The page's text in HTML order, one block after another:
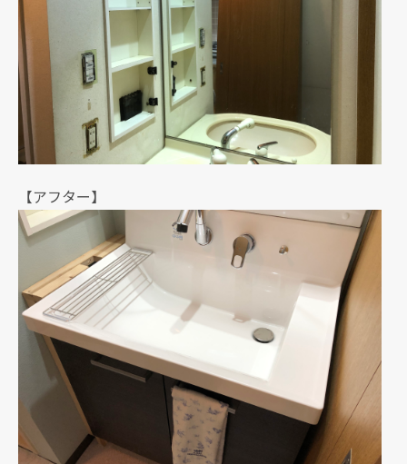
【アフター】